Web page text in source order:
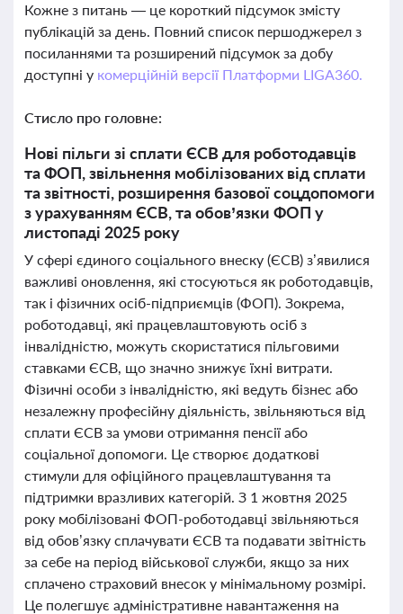
Кожне з питань — це короткий підсумок змісту
публікацій за день. Повний список першоджерел з
посиланнями та розширений підсумок за добу
доступні у комерційній версії Платформи LIGA360.
Стисло про головне:
Нові пільги зі сплати ЄСВ для роботодавців
та ФОП, звільнення мобілізованих від сплати
та звітності, розширення базової соцдопомоги
з урахуванням ЄСВ, та обов’язки ФОП у
листопаді 2025 року
У сфері єдиного соціального внеску (ЄСВ) з’явилися
важливі оновлення, які стосуються як роботодавців,
так і фізичних осіб-підприємців (ФОП). Зокрема,
роботодавці, які працевлаштовують осіб з
інвалідністю, можуть скористатися пільговими
ставками ЄСВ, що значно знижує їхні витрати.
Фізичні особи з інвалідністю, які ведуть бізнес або
незалежну професійну діяльність, звільняються від
сплати ЄСВ за умови отримання пенсії або
соціальної допомоги. Це створює додаткові
стимули для офіційного працевлаштування та
підтримки вразливих категорій. З 1 жовтня 2025
року мобілізовані ФОП-роботодавці звільняються
від обов’язку сплачувати ЄСВ та подавати звітність
за себе на період військової служби, якщо за них
сплачено страховий внесок у мінімальному розмірі.
Це полегшує адміністративне навантаження на